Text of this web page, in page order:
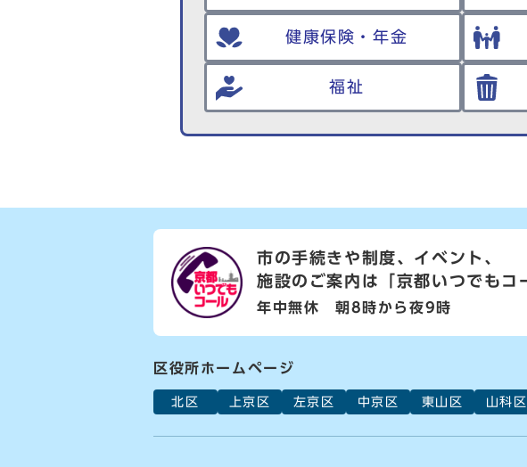
健康保険・年金
福祉
市の手続きや制度、イベント、
施設のご案内は
「京都いつでもコ
年中無休 朝8時から夜9時
区役所ホームページ
北区 上京区 左京区 中京区 東山区 山科区